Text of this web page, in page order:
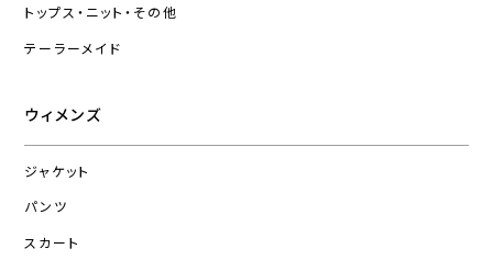
トップス・ニット・その他
テーラーメイド
ウィメンズ
ジャケット
パンツ
スカート